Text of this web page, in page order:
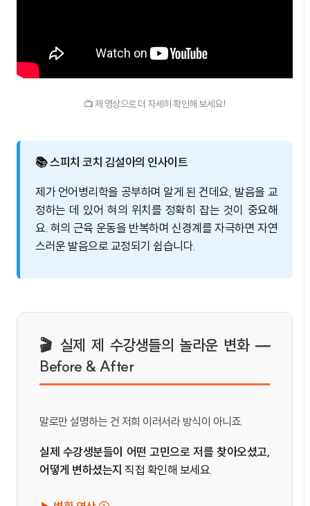
📺 제 영상으로 더 자세히 확인해 보세요!
📚 스피치 코치 김설아의 인사이트
제가 언어병리학을 공부하며 알게 된 건데요, 발음을 교
정하는 데 있어 혀의 위치를 정확히 잡는 것이 중요해
요. 혀의 근육 운동을 반복하며 신경계를 자극하면 자연
스러운 발음으로 교정되기 쉽습니다.
🎬 실제 제 수강생들의 놀라운 변화 —
Before & After
말로만 설명하는 건 저희 이러서라 방식이 아니죠.
실제 수강생분들이 어떤 고민으로 저를 찾아오셨고,
어떻게 변하셨는지 직접 확인해 보세요.